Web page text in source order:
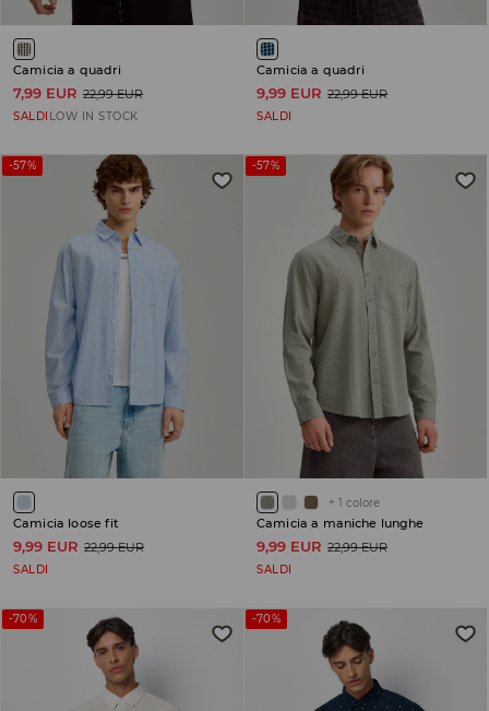
Camicia a quadri
7,99 EUR 22,99 EUR
SALDI LOW IN STOCK
Camicia a quadri
9,99 EUR 22,99 EUR
SALDI
-57%
Camicia loose fit
9,99 EUR 22,99 EUR
SALDI
-57%
+ 1 colore
Camicia a maniche lunghe
9,99 EUR 22,99 EUR
SALDI
-70% -70%